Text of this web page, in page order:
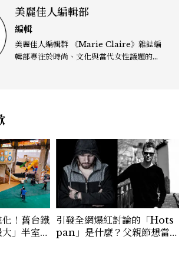
美麗佳人編輯部
編輯
美麗佳人編輯群 《Marie Claire》雜誌編
輯部專注於時尚、文化與當代女性議題的深
度的內容。 《Marie Claire》始終以敏銳
視角與編輯直覺，引領讀者探索女性多元面
貌與生活品味風格的無限可能。
！舊台鐵
」半室內
引發全網爆紅討論的「Hots
pan」是什麼？父親節想當天